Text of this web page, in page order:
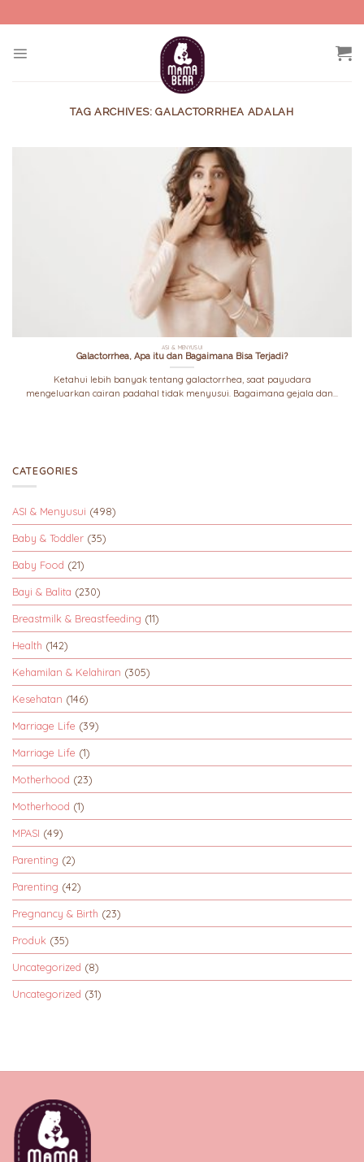
to
TAG ARCHIVES:GALACTORRHEA ADALAH
ASI & MENYUSUI
Galactorrhea, Apa itu dan Bagaimana Bisa Terjadi?
Ketahui lebih banyak tentang galactorrhea, saat payudara
mengeluarkan cairan padahal tidak menyusui. Bagaimana gejala dan...
CATEGORIES
ASI & Menyusui (498)
Baby & Toddler (35)
Baby Food (21)
Bayi & Balita (230)
Breastmilk & Breastfeeding (11)
Health (142)
Kehamilan & Kelahiran (305)
Kesehatan (146)
Marriage Life (39)
Marriage Life (1)
Motherhood (23)
Motherhood (1)
MPASI (49)
Parenting (2)
Parenting (42)
Pregnancy & Birth (23)
Produk (35)
Uncategorized (8)
Uncategorized (31)